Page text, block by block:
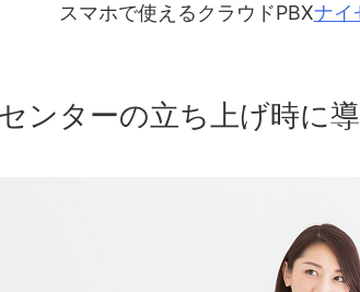
スマホで使えるクラウドPBXナイ
ンターの立ち上げ時に